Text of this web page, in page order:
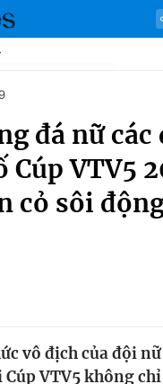
khác
đá nữ các
Cúp VTV5
cỏ sôi
vô địch của đội
Cúp VTV5 không